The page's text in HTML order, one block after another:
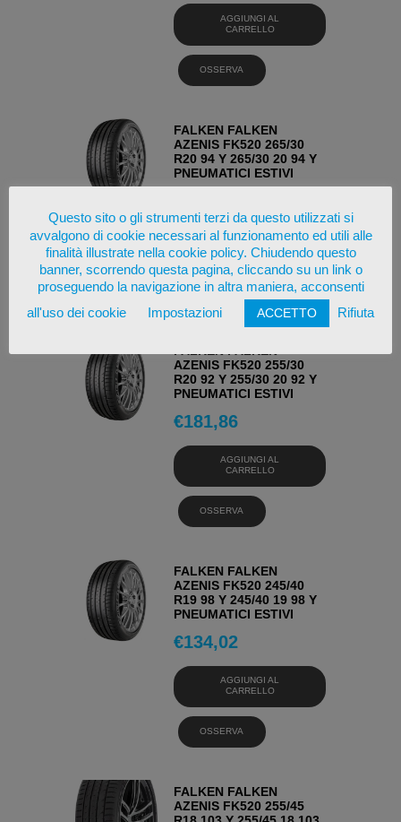
AGGIUNGI AL
CARRELLO
OSSERVA
FALKEN FALKEN
AZENIS FK520 265/30
R20 94 Y 265/30 20 94 Y
PNEUMATICI ESTIVI
AGGIUNGI AL
CARRELLO
OSSERVA
AZENIS FK520 255/30
R20 92 Y 255/30 20 92 Y
PNEUMATICI ESTIVI
€181,86
AGGIUNGI AL
CARRELLO
OSSERVA
FALKEN FALKEN
AZENIS FK520 245/40
R19 98 Y 245/40 19 98 Y
PNEUMATICI ESTIVI
€134,02
AGGIUNGI AL
CARRELLO
OSSERVA
FALKEN FALKEN
AZENIS FK520 255/45
Questo sito o gli strumenti terzi da questo utilizzati si
avvalgono di cookie necessari al funzionamento ed utili alle
finalità illustrate nella cookie policy. Chiudendo questo
banner, scorrendo questa pagina, cliccando su un link o
proseguendo la navigazione in altra maniera, acconsenti
all'uso dei cookie
Impostazioni ACCETTO Rifiuta